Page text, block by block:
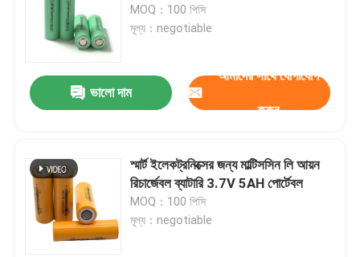
MOQ：100 পিসি
মূল্য：negotiable
ভালো দাম
আমাদের সাথে যোগাযোগ
করুন
স্মার্ট ইলেকট্রনিক্সের জন্য মাল্টিসসিন লি আয়ন
রিচার্জেবল ব্যাটারি 3.7V 5AH পোর্টেবল
MOQ：100 পিসি
মূল্য：negotiable